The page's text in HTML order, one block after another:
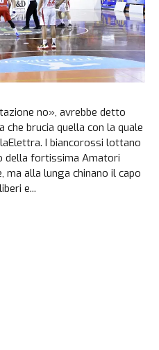
no», avrebbe detto
che brucia quella con la quale
I biancorossi lottano
della fortissima Amatori
ma alla lunga chinano il capo
e...